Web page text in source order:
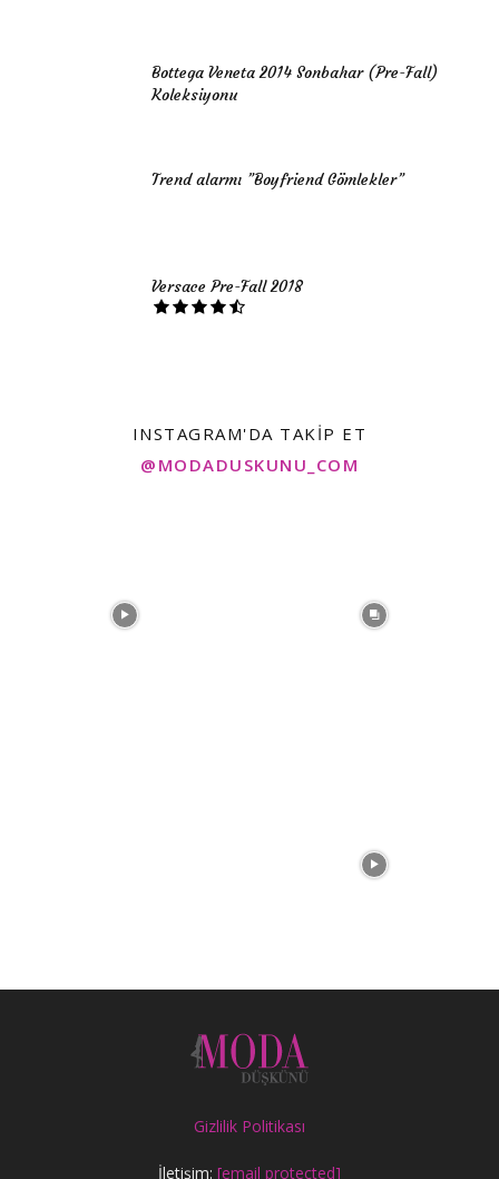
Bottega Veneta 2014 Sonbahar (Pre-Fall)
Koleksiyonu
Trend alarmı ”Boyfriend Gömlekler”
Versace Pre-Fall 2018
INSTAGRAM'DA TAKIP ET
@MODADUSKUNU_COM
Gizlilik Politikası
İletişim: [email protected]